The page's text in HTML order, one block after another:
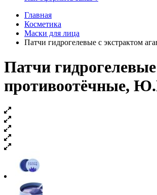
Главная
Косметика
Маски для лица
Патчи гидрогелевые с экстрактом
Патчи
противоотёчные,